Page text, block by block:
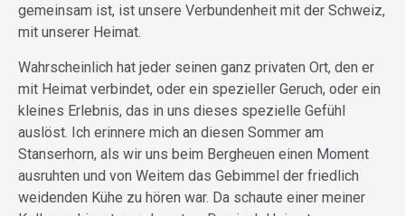
gemeinsam ist, ist unsere Verbundenheit mit der Schweiz,
mit unserer Heimat.
Wahrscheinlich hat jeder seinen ganz privaten Ort, den er
mit Heimat verbindet, oder ein spezieller Geruch, oder ein
kleines Erlebnis, das in uns dieses spezielle Gefühl
auslöst. Ich erinnere mich an diesen Sommer am
Stanserhorn, als wir uns beim Bergheuen einen Moment
ausruhten und von Weitem das Gebimmel der friedlich
weidenden Kühe zu hören war. Da schaute einer meiner